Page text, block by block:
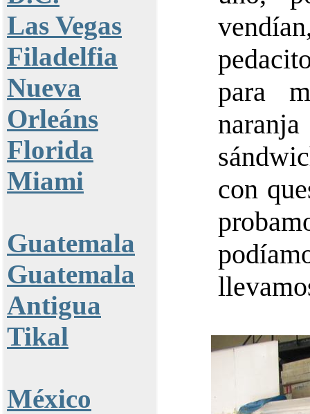
Las Vegas
Filadelfia
Nueva
Orleáns
Florida
Miami
Guatemala
Guatemala
Antigua
Tikal
México
para
con